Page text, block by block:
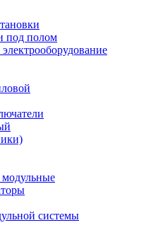
под полом
системы